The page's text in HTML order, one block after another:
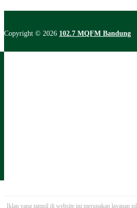
Copyright © 2026 102.7 MQFM Bandung
Iklan yang tampil di website ini merupakan layanan